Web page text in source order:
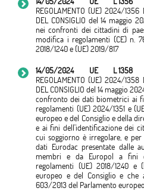
REGOLAMENTO (UE) 2024/1356
DEL CONSIGLIO del 14 maggio
nei confronti dei cittadini di
modifica i regolamenti (CE) n.
2018/1240 e (UE) 2019/817
14/05/2024
UE
L 1358
REGOLAMENTO (UE) 2024/1358
DEL CONSIGLIO del 14 maggio
confronto dei dati biometrici ai
regolamenti (UE) 2024/1351 e
europeo e del Consiglio e della
e ai fini dell'identificazione dei
cui soggiorno è irregolare, e
dati Eurodac presentate dalle
membri e da Europol a fini
regolamenti (UE) 2018/1240 e
europeo e del Consiglio e che
603/2013 del Parlamento